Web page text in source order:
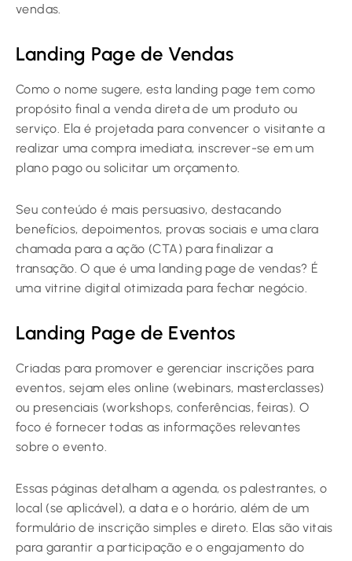
vendas.
Landing Page de Vendas
Como o nome sugere, esta landing page tem como
propósito final a venda direta de um produto ou
serviço. Ela é projetada para convencer o visitante a
realizar uma compra imediata, inscrever-se em um
plano pago ou solicitar um orçamento.
Seu conteúdo é mais persuasivo, destacando
benefícios, depoimentos, provas sociais e uma clara
chamada para a ação (CTA) para finalizar a
transação. O que é uma landing page de vendas? É
uma vitrine digital otimizada para fechar negócio.
Landing Page de Eventos
Criadas para promover e gerenciar inscrições para
eventos, sejam eles online (webinars, masterclasses)
ou presenciais (workshops, conferências, feiras). O
foco é fornecer todas as informações relevantes
sobre o evento.
Essas páginas detalham a agenda, os palestrantes, o
local (se aplicável), a data e o horário, além de um
formulário de inscrição simples e direto. Elas são vitais
para garantir a participação e o engajamento do